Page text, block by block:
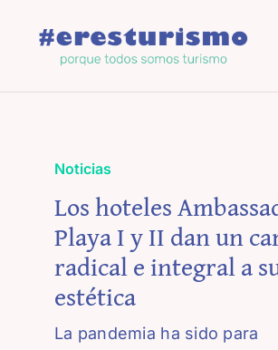
contenido
Los empresarios hablan
Jornadas de Turismo
Noticias
Los hoteles
Playa I y II dan un
radical e integral a
estética
La pandemia ha sido para